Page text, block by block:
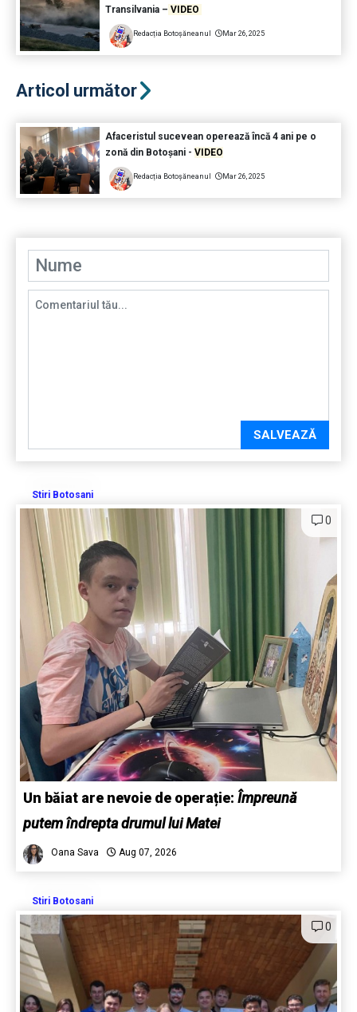
Transilvania – VIDEO
Redacția Botoșăneanul Mar 26, 2025
Articol următor
Afaceristul sucevean operează încă 4 ani pe o
zonă din Botoșani - VIDEO
Redacția Botoșăneanul Mar 26, 2025
SALVEAZĂ
Stiri Botosani
0
Un băiat are nevoie de operație: Împreună
putem îndrepta drumul lui Matei
Oana Sava Aug 07, 2026
Stiri Botosani
0